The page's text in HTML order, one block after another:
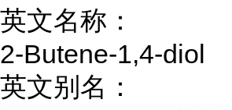
英文名称：
2-Butene-1,4-diol
英文别名：